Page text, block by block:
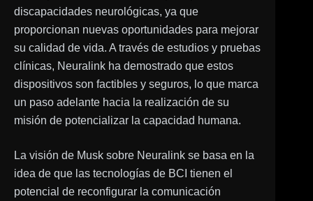
discapacidades neurológicas, ya que
proporcionan nuevas oportunidades para mejorar
su calidad de vida. A través de estudios y pruebas
clínicas, Neuralink ha demostrado que estos
dispositivos son factibles y seguros, lo que marca
un paso adelante hacia la realización de su
misión de potencializar la capacidad humana.
La visión de Musk sobre Neuralink se basa en la
idea de que las tecnologías de BCI tienen el
potencial de reconfigurar la comunicación